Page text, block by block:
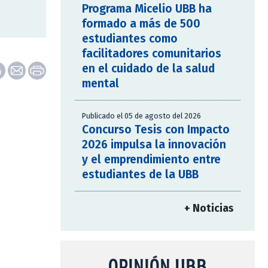
Programa Micelio UBB ha
formado a más de 500
estudiantes como
facilitadores comunitarios
en el cuidado de la salud
mental
Publicado el 05 de agosto del 2026
Concurso Tesis con Impacto
2026 impulsa la innovación
y el emprendimiento entre
estudiantes de la UBB
+ Noticias